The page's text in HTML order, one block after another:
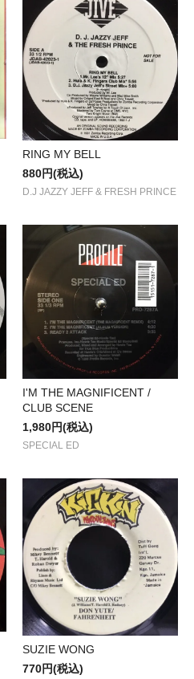
RING MY BELL
880円(税込)
D.J JAZZY JEFF & FRESH PRINCE
I'M THE MAGNIFICENT /
CLUB SCENE
1,980円(税込)
SPECIAL ED
SUZIE WONG
770円(税込)